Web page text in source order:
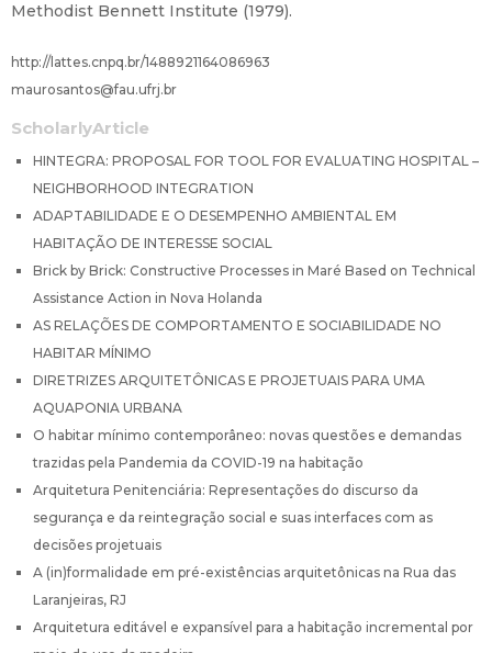
Methodist Bennett Institute (1979).
http://lattes.cnpq.br/1488921164086963
maurosantos@fau.ufrj.br
ScholarlyArticle
HINTEGRA: PROPOSAL FOR TOOL FOR EVALUATING HOSPITAL –
NEIGHBORHOOD INTEGRATION
ADAPTABILIDADE E O DESEMPENHO AMBIENTAL EM
HABITAÇÃO DE INTERESSE SOCIAL
Brick by Brick: Constructive Processes in Maré Based on Technical
Assistance Action in Nova Holanda
AS RELAÇÕES DE COMPORTAMENTO E SOCIABILIDADE NO
HABITAR MÍNIMO
DIRETRIZES ARQUITETÔNICAS E PROJETUAIS PARA UMA
AQUAPONIA URBANA
O habitar mínimo contemporâneo: novas questões e demandas
trazidas pela Pandemia da COVID-19 na habitação
Arquitetura Penitenciária: Representações do discurso da
segurança e da reintegração social e suas interfaces com as
decisões projetuais
A (in)formalidade em pré-existências arquitetônicas na Rua das
Laranjeiras, RJ
Arquitetura editável e expansível para a habitação incremental por